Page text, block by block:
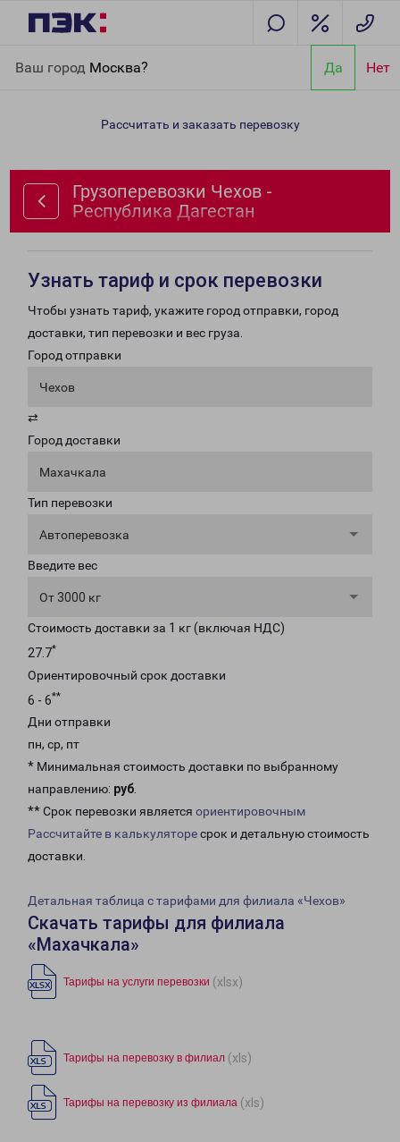
Ваш город Москва? Да Нет
Дагестан
Рассчитать и заказать перевозку
Грузоперевозки Чехов -
Республика Дагестан
Узнать тариф и срок перевозки
Чтобы узнать тариф, укажите город отправки, город
доставки, тип перевозки и вес груза.
Город отправки
Чехов
⇄
Город доставки
Махачкала
Тип перевозки
Автоперевозка
Введите вес
От 3000 кг
Стоимость доставки за 1 кг (включая НДС)
27.7*
Ориентировочный срок доставки
6 - 6**
Дни отправки
пн, ср, пт
* Минимальная стоимость доставки по выбранному
направлению: руб.
** Срок перевозки является ориентировочным
Рассчитайте в калькуляторесрок и детальную стоимость
доставки.
Детальная таблица с тарифами для филиала «Чехов»
Скачать тарифы для филиала
«Махачкала»
Тарифы на услуги перевозки (xlsx)
Тарифы на перевозку в филиал (xls)
Тарифы на перевозку из филиала (xls)